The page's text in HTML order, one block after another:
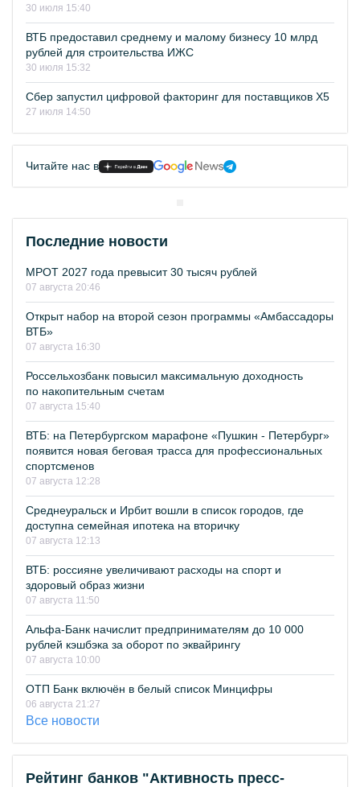
30 июля 15:40
ВТБ предоставил среднему и малому бизнесу 10 млрд
рублей для строительства ИЖС
30 июля 15:32
Сбер запустил цифровой факторинг для поставщиков Х5
27 июля 14:50
Читайте нас в
Последние новости
МРОТ 2027 года превысит 30 тысяч рублей
07 августа 20:46
Открыт набор на второй сезон программы «Амбассадоры
ВТБ»
07 августа 16:30
Россельхозбанк повысил максимальную доходность
по накопительным счетам
07 августа 15:40
ВТБ: на Петербургском марафоне «Пушкин - Петербург»
появится новая беговая трасса для профессиональных
спортсменов
07 августа 12:28
Среднеуральск и Ирбит вошли в список городов, где
доступна семейная ипотека на вторичку
07 августа 12:13
ВТБ: россияне увеличивают расходы на спорт и
здоровый образ жизни
07 августа 11:50
Альфа-Банк начислит предпринимателям до 10 000
рублей кэшбэка за оборот по эквайрингу
07 августа 10:00
ОТП Банк включён в белый список Минцифры
06 августа 21:27
Все новости
Рейтинг банков "Активность пресс-